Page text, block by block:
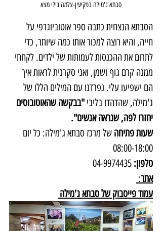
סבתא ג'מילה בפקיעין-צלמה גילי מצא
הסבתא הנצחית כתבה ספר אוטוביוגרפי על
חייה, והיא רוצה למכור אותו כמה שיותר, כדי
לתרום את ההכנסות לעמותות של ילדים. לקחתי
ממנה קרם גוף ושמן, ואני סקרנית לראות איך
הם ישפיעו עלי. נפרדנו עם המילים הללו של
ג'מילה, שהדהדו בליבי "בבקשה שהאוטובוסים
יחזרו לפה, שנראה אנשים".
שעות פתיחה של מרכז סבתא ג'מילה: כל יום
08:00-18:00
טלפון:
אתר:
עמוד פייסבוק של סבתא ג'מילה